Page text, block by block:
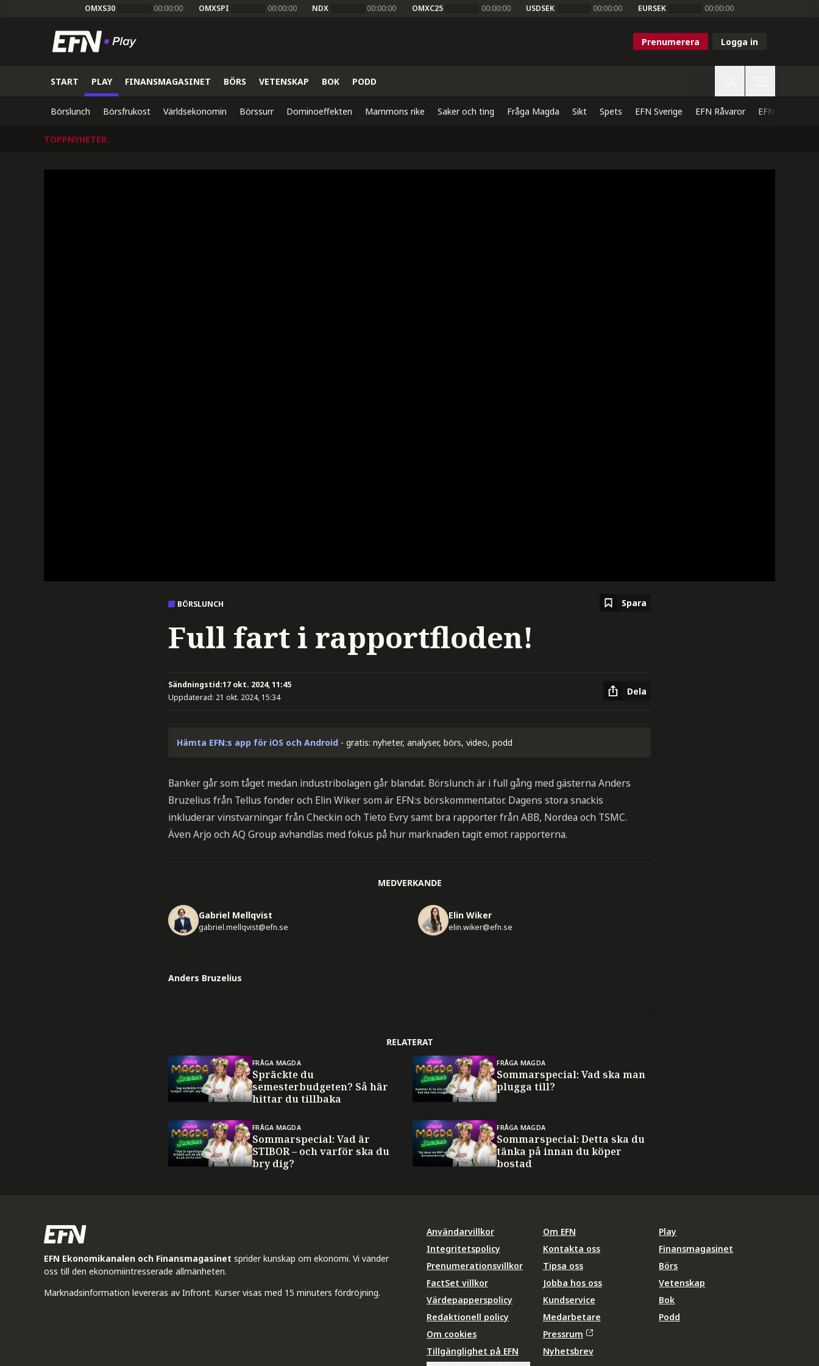
OMXS30 00:00:00 OMXSPI 00:00:00 NDX 00:00:00 OMXC25 00:00:00 USDSEK 00:00:00 EURSEK 00:00:00
Prenumerera Logga in
START PLAY FINANSMAGASINET BÖRS VETENSKAP BOK PODD
Börslunch Börsfrukost Världsekonomin Börssurr Dominoeffekten Mammons rike Saker och ting Fråga Magda Sikt Spets EFN Sverige EFN Råvaror EFN Direkt
TOPPNYHETER:
BÖRSLUNCH Spara
Full fart i rapportfloden!
Sändningstid:17 okt. 2024, 11:45
Uppdaterad: 21 okt. 2024, 15:34
Dela
Hämta EFN:s app för iOS och Android - gratis: nyheter, analyser, börs, video, podd
Banker går som tåget medan industribolagen går blandat. Börslunch är i full gång med gästerna Anders
Bruzelius från Tellus fonder och Elin Wiker som är EFN:s börskommentator. Dagens stora snackis
inkluderar vinstvarningar från Checkin och Tieto Evry samt bra rapporter från ABB, Nordea och TSMC.
Även Arjo och AQ Group avhandlas med fokus på hur marknaden tagit emot rapporterna.
MEDVERKANDE
Gabriel Mellqvist
gabriel.mellqvist@efn.se
Elin Wiker
elin.wiker@efn.se
Anders Bruzelius
RELATERAT
FRÅGA MAGDA
Spräckte du
semesterbudgeten? Så här
hittar du tillbaka
FRÅGA MAGDA
Sommarspecial: Vad ska man
plugga till?
FRÅGA MAGDA
Sommarspecial: Vad är
STIBOR – och varför ska du
bry dig?
FRÅGA MAGDA
Sommarspecial: Detta ska du
tänka på innan du köper
bostad
EFN Ekonomikanalen och Finansmagasinet sprider kunskap om ekonomi. Vi vänder
oss till den ekonomiintresserade allmänheten.
Marknadsinformation levereras av Infront. Kurser visas med 15 minuters fördröjning.
Användarvillkor
Integritetspolicy
Prenumerationsvillkor
FactSet villkor
Värdepapperspolicy
Redaktionell policy
Om cookies
Tillgänglighet på EFN
Om EFN
Kontakta oss
Tipsa oss
Jobba hos oss
Kundservice
Medarbetare
Pressrum
Nyhetsbrev
Play
Finansmagasinet
Börs
Vetenskap
Bok
Podd